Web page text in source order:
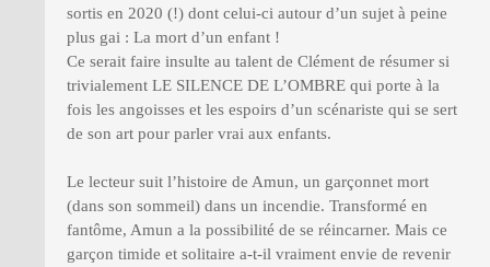
sortis en 2020 (!) dont celui-ci autour d’un sujet à peine
plus gai : La mort d’un enfant !
Ce serait faire insulte au talent de Clément de résumer si
trivialement LE SILENCE DE L’OMBRE qui porte à la
fois les angoisses et les espoirs d’un scénariste qui se sert
de son art pour parler vrai aux enfants.
Le lecteur suit l’histoire de Amun, un garçonnet mort
(dans son sommeil) dans un incendie. Transformé en
fantôme, Amun a la possibilité de se réincarner. Mais ce
garçon timide et solitaire a-t-il vraiment envie de revenir